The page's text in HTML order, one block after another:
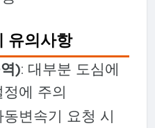
유의사항
): 대부분 도심에
에 주의
동변속기 요청 시